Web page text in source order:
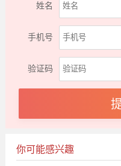
姓名
手机号
验证码
你可能感兴趣